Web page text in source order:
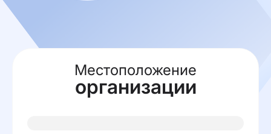
Местоположение
организации